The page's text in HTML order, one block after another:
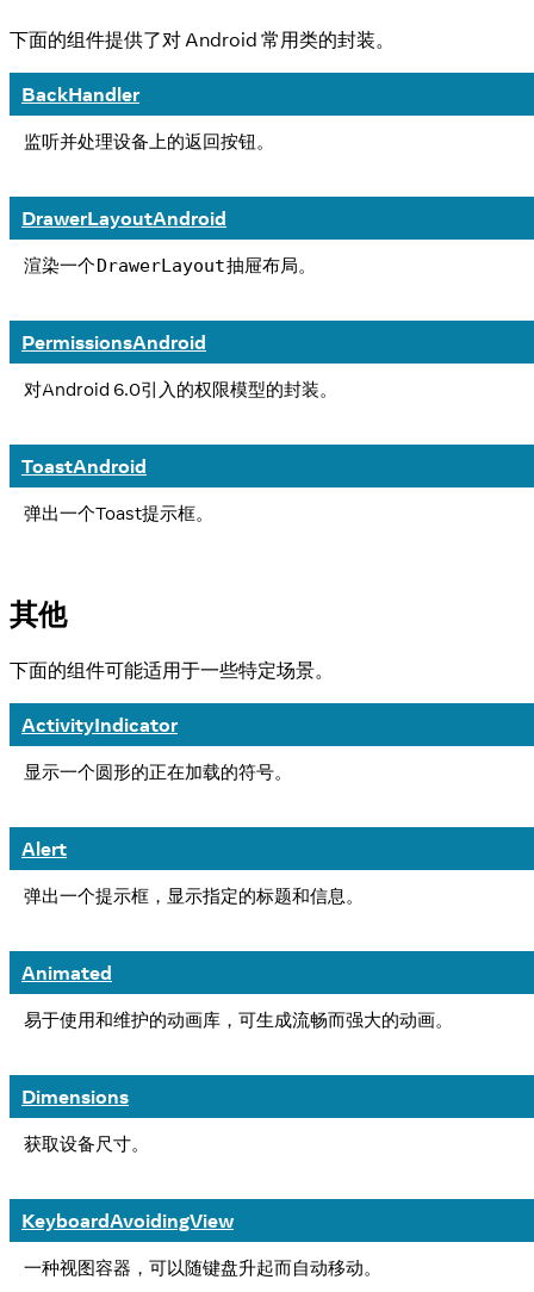
下面的组件提供了对 Android 常用类的封装。
BackHandler
监听并处理设备上的返回按钮。
DrawerLayoutAndroid
渲染一个DrawerLayout抽屉布局。
PermissionsAndroid
对Android 6.0引入的权限模型的封装。
ToastAndroid
弹出一个Toast提示框。
其他
下面的组件可能适用于一些特定场景。
ActivityIndicator
显示一个圆形的正在加载的符号。
Alert
弹出一个提示框，显示指定的标题和信息。
Animated
易于使用和维护的动画库，可生成流畅而强大的动画。
Dimensions
获取设备尺寸。
KeyboardAvoidingView
一种视图容器，可以随键盘升起而自动移动。